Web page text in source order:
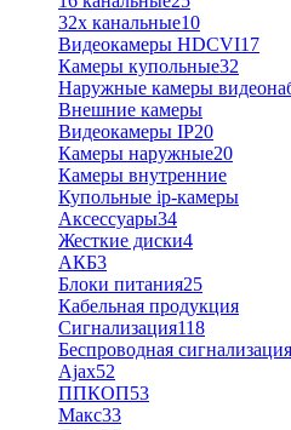
32x канальные10
Видеокамеры HDCVI17
Камеры купольные32
Наружные камеры
Внешние камеры
Видеокамеры IP20
Камеры наружные20
Камеры внутренние
Купольные ip-камеры
Аксессуары34
Жесткие диски4
АКБ3
Блоки питания25
Кабельная продукция
Сигнализация118
Беспроводная сигнализация
Ajax52
ППКОП53
Макс33